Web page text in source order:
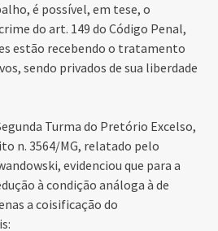
é possível, em tese, o
do art. 149 do Código Penal,
estão recebendo o tratamento
sendo privados de sua liberdade
Turma do Pretório Excelso,
n. 3564/MG, relatado pelo
evidenciou que para a
à condição análoga à de
a coisificação do